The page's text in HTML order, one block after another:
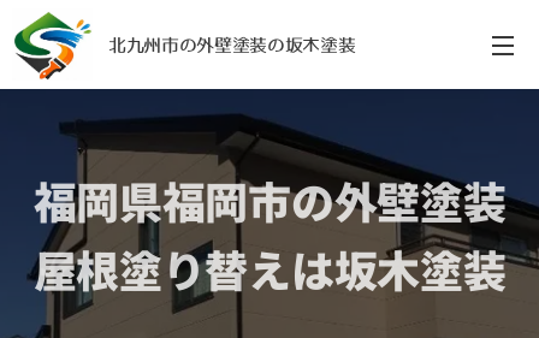
北九州市の外壁塗装の坂木塗装
福岡県福岡市の外壁塗装
屋根塗り替えは坂木塗装